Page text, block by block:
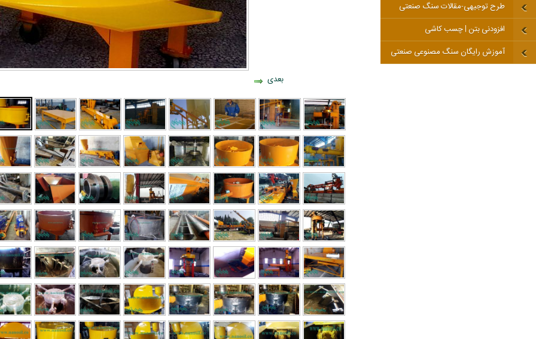
طرح توجیهی-مقالات سنگ صنعتی
افزودنی بتن | چسب کاشی
آموزش رایگان سنگ مصنوعی صنعتی
بعدی